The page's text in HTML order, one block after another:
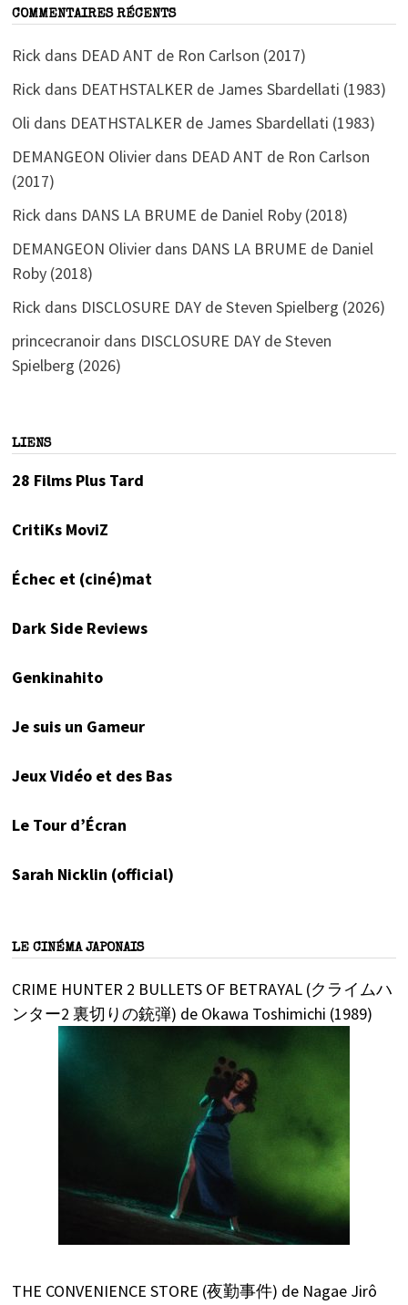
COMMENTAIRES RÉCENTS
Rick dans DEAD ANT de Ron Carlson (2017)
Rick dans DEATHSTALKER de James Sbardellati (1983)
Oli dans DEATHSTALKER de James Sbardellati (1983)
DEMANGEON Olivierdans DEAD ANT de Ron Carlson
(2017)
Rick dans DANS LA BRUME de Daniel Roby (2018)
DEMANGEON Olivierdans DANS LA BRUME de Daniel
Roby (2018)
Rick dans DISCLOSURE DAY de Steven Spielberg (2026)
princecranoirdans DISCLOSURE DAY de Steven
Spielberg (2026)
LIENS
28 Films Plus Tard
CritiKs MoviZ
Échec et (ciné)mat
Dark Side Reviews
Genkinahito
Je suis un Gameur
Jeux Vidéo et des Bas
Le Tour d’Écran
Sarah Nicklin (official)
LE CINÉMA JAPONAIS
CRIME HUNTER 2 BULLETS OF BETRAYAL (クライムハ
ンター2 裏切りの銃弾) de Okawa Toshimichi (1989)
THE CONVENIENCE STORE (夜勤事件) de Nagae Jirô